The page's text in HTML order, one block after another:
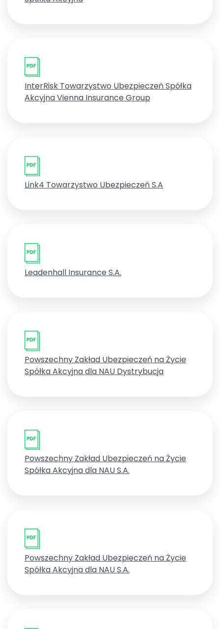
InterRisk Towarzystwo Ubezpieczeń Spółka
Akcyjna Vienna Insurance Group
Link4 Towarzystwo Ubezpieczeń S.A
Leadenhall Insurance S.A.
Powszechny Zakład Ubezpieczeń na Życie
Spółka Akcyjna dla NAU Dystrybucja
Powszechny Zakład Ubezpieczeń na Życie
Spółka Akcyjna dla NAU S.A.
Powszechny Zakład Ubezpieczeń na Życie
Spółka Akcyjna dla NAU S.A.